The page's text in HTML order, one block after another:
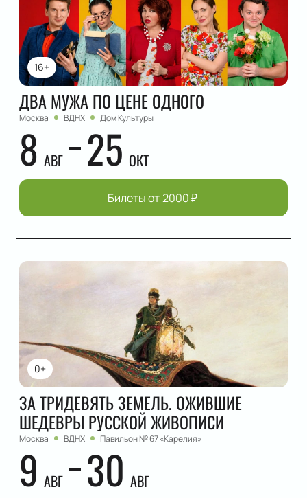
16+
ДВА МУЖА ПО ЦЕНЕ ОДНОГО
Москва ВДНХ Дом Культуры
8 АВГ 25 ОКТ
Билеты от 2000₽
0+
ЗА ТРИДЕВЯТЬ ЗЕМЕЛЬ. ОЖИВШИЕ
ШЕДЕВРЫ РУССКОЙ ЖИВОПИСИ
Москва ВДНХ Павильон № 67 «Карелия»
9 АВГ 30 АВГ